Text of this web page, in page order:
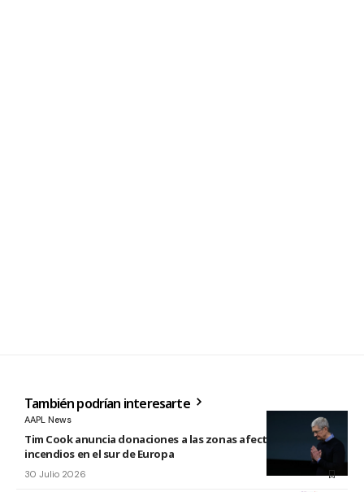
También podrían interesarte
AAPL News
Tim Cook anuncia donaciones a las zonas afectadas por los
incendios en el sur de Europa
30 Julio 2026